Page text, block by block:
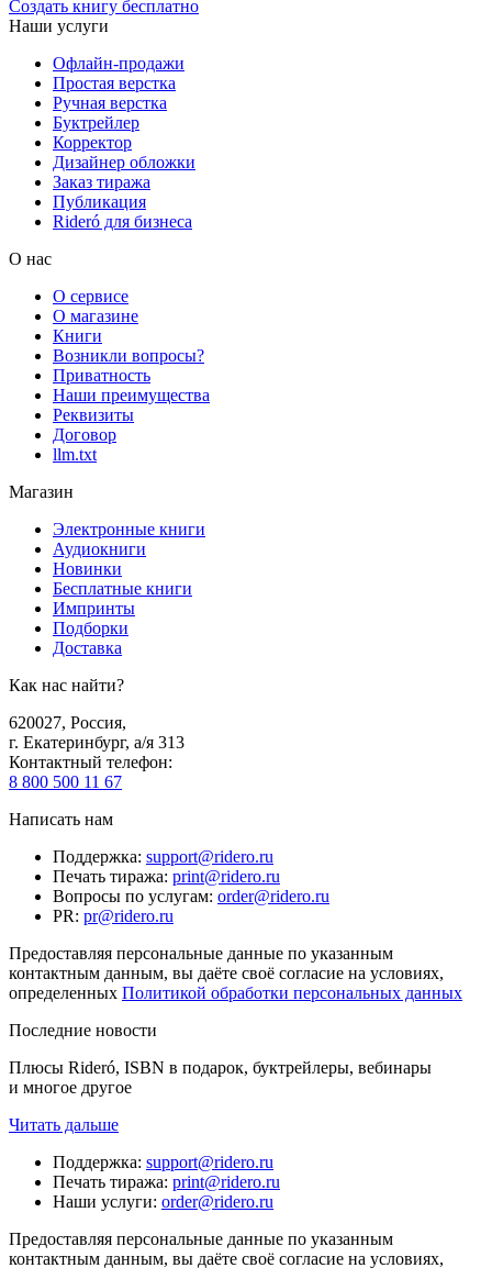
Создать книгу бесплатно
Наши услуги
Офлайн-продажи
Простая верстка
Ручная верстка
Буктрейлер
Корректор
Дизайнер обложки
Заказ тиража
Публикация
Rideró для бизнеса
О нас
О сервисе
О магазине
Книги
Возникли вопросы?
Приватность
Наши преимущества
Реквизиты
Договор
llm.txt
Магазин
Электронные книги
Аудиокниги
Новинки
Бесплатные книги
Импринты
Подборки
Доставка
Как нас найти?
620027, Россия,
г. Екатеринбург, а/я 313
Контактный телефон:
8 800 500 11 67
Написать нам
Поддержка: support@ridero.ru
Печать тиража: print@ridero.ru
Вопросы по услугам: order@ridero.ru
PR: pr@ridero.ru
Предоставляя персональные данные по указанным
контактным данным, вы даёте своё согласие на условиях,
определенных Политикой обработки персональных данных
Последние новости
Плюсы Rideró, ISBN в подарок, буктрейлеры, вебинары
и многое другое
Читать дальше
Поддержка: support@ridero.ru
Печать тиража: print@ridero.ru
Наши услуги: order@ridero.ru
Предоставляя персональные данные по указанным
контактным данным, вы даёте своё согласие на условиях,